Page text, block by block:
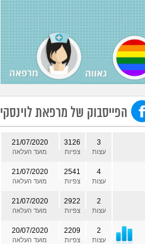
הפייסבוק של מרפאת לוינסקי
21/07/2020
מועד העלאה
3126
צפיות
3
עצות
21/07/2020
מועד העלאה
2541
צפיות
4
עצות
21/07/2020
מועד העלאה
2922
צפיות
2
עצות
20/07/2020
מועד העלאה
2209
צפיות
2
עצות